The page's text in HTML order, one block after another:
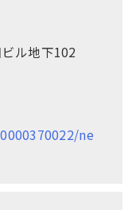
ル地下102
ne